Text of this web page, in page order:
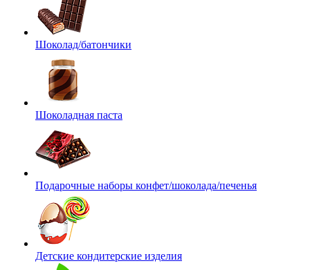
Шоколад/батончики
Шоколадная паста
Подарочные наборы конфет/шоколада/печенья
Детские кондитерские изделия